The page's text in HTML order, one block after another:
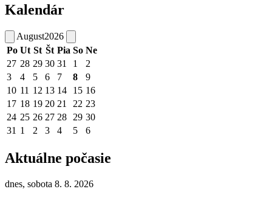
Kalendár
August2026
Po Ut St Št Pia So Ne
27 28 29 30 31 1
2
3
4 5 6 7 8
9
10 11 12 13 14 15 16
17 18 19 20 21 22 23
24 25 26 27 28 29 30
31 1 2 3 4 5 6
Aktuálne počasie
dnes, sobota 8. 8. 2026